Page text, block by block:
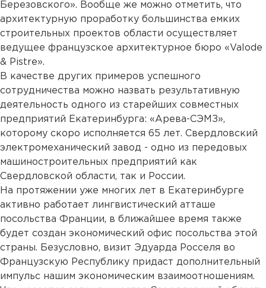
Березовского». Вообще же можно отметить, что
архитектурную проработку большинства емких
строительных проектов области осуществляет
ведущее французское архитектурное бюро «Valode
& Pistre».
В качестве других примеров успешного
сотрудничества можно назвать результативную
деятельность одного из старейших совместных
предприятий Екатеринбурга: «Арева-СЭМЗ»,
которому скоро исполняется 65 лет. Свердловский
электромеханический завод - одно из передовых
машиностроительных предприятий как
Свердловской области, так и России.
На протяжении уже многих лет в Екатеринбурге
активно работает лингвистический атташе
посольства Франции, в ближайшее время также
будет создан экономический офис посольства этой
страны. Безусловно, визит Эдуарда Росселя во
Французскую Республику придаст дополнительный
импульс нашим экономическим взаимоотношениям.